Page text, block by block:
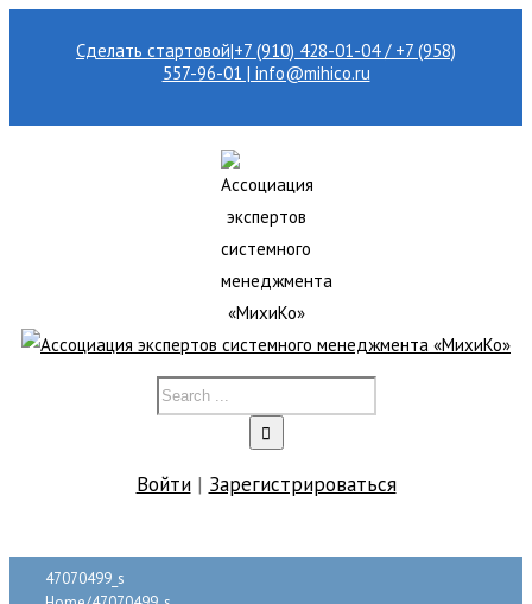
Сделать стартовой|+7 (910) 428-01-04 / +7 (958)
557-96-01 | info@mihico.ru
Войти| Зарегистрироваться
47070499_s